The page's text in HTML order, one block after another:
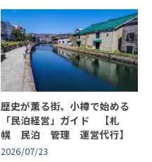
年、夏の昼間は30度を超える
真夏日になることも珍しくあ
りません…
歴史が薫る街、小樽で始める
「民泊経営」ガイド 【札
幌 民泊 管理 運営代行】
2026/07/23